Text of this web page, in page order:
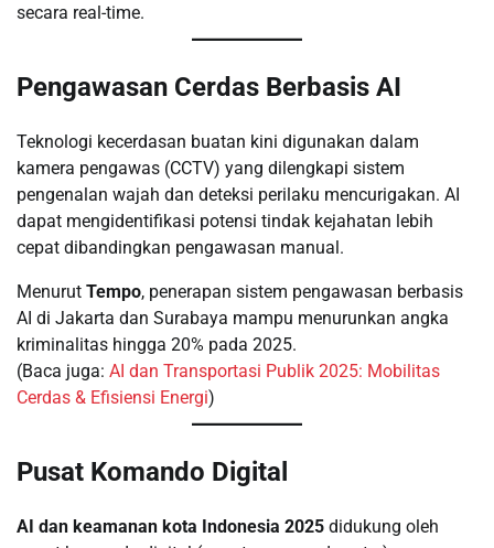
secara real-time.
Pengawasan Cerdas Berbasis AI
Teknologi kecerdasan buatan kini digunakan dalam
kamera pengawas (CCTV) yang dilengkapi sistem
pengenalan wajah dan deteksi perilaku mencurigakan. AI
dapat mengidentifikasi potensi tindak kejahatan lebih
cepat dibandingkan pengawasan manual.
Menurut Tempo, penerapan sistem pengawasan berbasis
AI di Jakarta dan Surabaya mampu menurunkan angka
kriminalitas hingga 20% pada 2025.
(Baca juga: AI dan Transportasi Publik 2025: Mobilitas
Cerdas & Efisiensi Energi)
Pusat Komando Digital
AI dan keamanan kota Indonesia 2025 didukung oleh